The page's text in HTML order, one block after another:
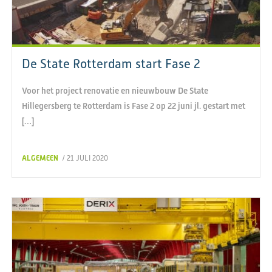
De State Rotterdam start Fase 2
Voor het project renovatie en nieuwbouw De State
Hillegersberg te Rotterdam is Fase 2 op 22 juni jl. gestart met
[…]
ALGEMEEN / 21 JULI 2020